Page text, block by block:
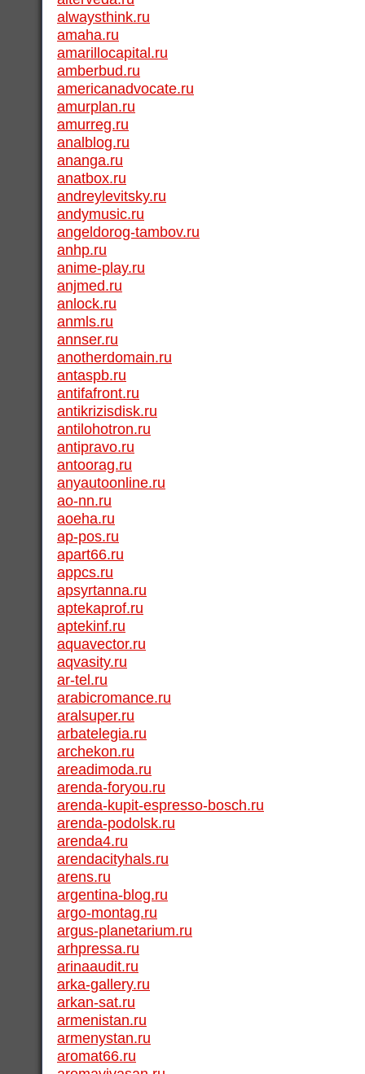
alwaysthink.ru
amaha.ru
amarillocapital.ru
amberbud.ru
americanadvocate.ru
amurplan.ru
amurreg.ru
analblog.ru
ananga.ru
anatbox.ru
andreylevitsky.ru
andymusic.ru
angeldorog-tambov.ru
anhp.ru
anime-play.ru
anjmed.ru
anlock.ru
anmls.ru
annser.ru
anotherdomain.ru
antaspb.ru
antifafront.ru
antikrizisdisk.ru
antilohotron.ru
antipravo.ru
antoorag.ru
anyautoonline.ru
ao-nn.ru
aoeha.ru
ap-pos.ru
apart66.ru
appcs.ru
apsyrtanna.ru
aptekaprof.ru
aptekinf.ru
aquavector.ru
aqvasity.ru
ar-tel.ru
arabicromance.ru
aralsuper.ru
arbatelegia.ru
archekon.ru
areadimoda.ru
arenda-foryou.ru
arenda-kupit-espresso-bosch.ru
arenda-podolsk.ru
arenda4.ru
arendacityhals.ru
arens.ru
argentina-blog.ru
argo-montag.ru
argus-planetarium.ru
arhpressa.ru
arinaaudit.ru
arka-gallery.ru
arkan-sat.ru
armenistan.ru
armenystan.ru
aromat66.ru